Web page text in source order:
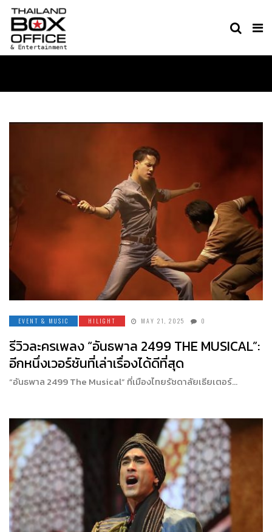
EVENT & MUSIC
EVENT & MUSIC HILIGHT MAY 21, 2025 0
รีวิวละครเพลง “อันธพาล 2499 THE MUSICAL”:
อีกหนึ่งเวอร์ชันที่เล่าเรื่องได้ดีที่สุด
“อันธพาล 2499 The Musical” ที่เมืองไทยรัชดาลัยเธียเตอร์…